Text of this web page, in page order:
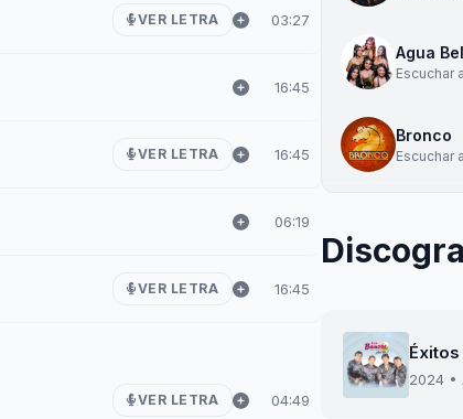
VER LETRA 03:27
16:45
VER LETRA 16:45
06:19
VER LETRA 16:45
VER LETRA 04:49
Agua
Escuchar
Bronco
Escuchar
2024 •